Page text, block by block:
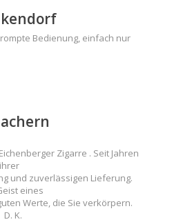
Bedienung, einfach nur
Zigarre . Seit Jahren
und zuverlässigen Lieferung.
eines
Werte, die Sie verkörpern.
K.